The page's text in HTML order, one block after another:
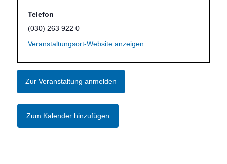
Telefon
(030) 263 922 0
Veranstaltungsort-Website anzeigen
Zur Veranstaltung anmelden
Zum Kalender hinzufügen